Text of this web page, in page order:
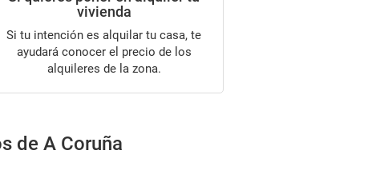
vivienda
Si tu intención es alquilar tu casa, te
ayudará conocer el precio de los
alquileres de la zona.
de A Coruña